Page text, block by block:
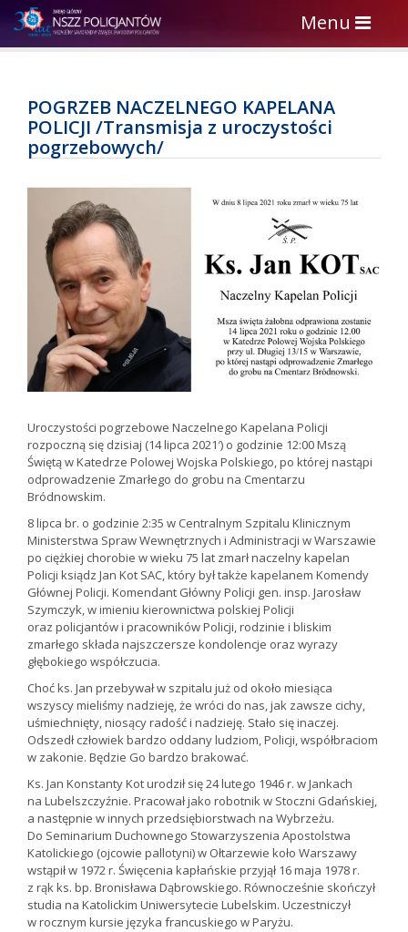
Toggle
navigation
Menu
POGRZEB NACZELNEGO KAPELANA
POLICJI /Transmisja z uroczystości
pogrzebowych/
Uroczystości pogrzebowe Naczelnego Kapelana Policji
rozpoczną się dzisiaj (14 lipca 2021′) o godzinie 12:00 Mszą
Świętą w Katedrze Polowej Wojska Polskiego, po której nastąpi
odprowadzenie Zmarłego do grobu na Cmentarzu
Bródnowskim.
8 lipca br. o godzinie 2:35 w Centralnym Szpitalu Klinicznym
Ministerstwa Spraw Wewnętrznych i Administracji w Warszawie
po ciężkiej chorobie w wieku 75 lat zmarł naczelny kapelan
Policji ksiądz Jan Kot SAC, który był także kapelanem Komendy
Głównej Policji. Komendant Główny Policji gen. insp. Jarosław
Szymczyk, w imieniu kierownictwa polskiej Policji
oraz policjantów i pracowników Policji, rodzinie i bliskim
zmarłego składa najszczersze kondolencje oraz wyrazy
głębokiego współczucia.
Choć ks. Jan przebywał w szpitalu już od około miesiąca
wszyscy mieliśmy nadzieję, że wróci do nas, jak zawsze cichy,
uśmiechnięty, niosący radość i nadzieję. Stało się inaczej.
Odszedł człowiek bardzo oddany ludziom, Policji, współbraciom
w zakonie. Będzie Go bardzo brakować.
Ks. Jan Konstanty Kot urodził się 24 lutego 1946 r. w Jankach
na Lubelszczyźnie. Pracował jako robotnik w Stoczni Gdańskiej,
a następnie w innych przedsiębiorstwach na Wybrzeżu.
Do Seminarium Duchownego Stowarzyszenia Apostolstwa
Katolickiego (ojcowie pallotyni) w Ołtarzewie koło Warszawy
wstąpił w 1972 r. Święcenia kapłańskie przyjął 16 maja 1978 r.
z rąk ks. bp. Bronisława Dąbrowskiego. Równocześnie skończył
studia na Katolickim Uniwersytecie Lubelskim. Uczestniczył
w rocznym kursie języka francuskiego w Paryżu.